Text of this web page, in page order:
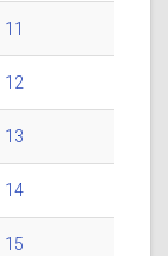
12
13
14
15